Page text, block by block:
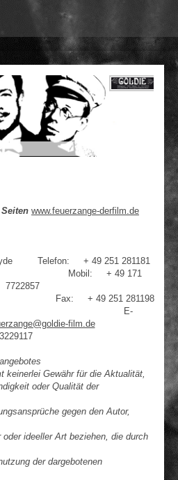
www.feuerzange-derfilm.de
Telefon: + 49 251 281181
8 Mobil: + 49 171
7722857
+ 49 251 281198
E-
film.de
Gewähr für die Aktualität,
oder Qualität der
gegen den Autor,
ideeller Art beziehen, die durch
der dargebotenen